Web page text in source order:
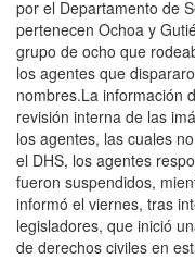
por el Departamento de
pertenecen Ochoa y
grupo de ocho que
los agentes que
nombres.La información
revisión interna de las
los agentes, las cuales
el DHS, los agentes
fueron suspendidos,
informó el viernes, tras
legisladores, que inició
de derechos civiles en